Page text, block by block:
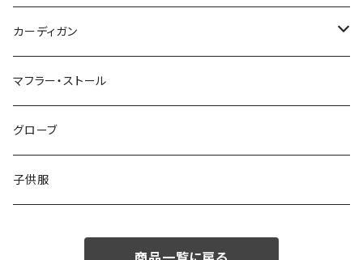
50/XL～
48/L
50/XL～
46/M
48/L
50/XL～
～44/S
46/M
48/L
50/XL～
カーディガン
～44/S
46/M
48/L
マフラー・ストール
グローブ
子供服